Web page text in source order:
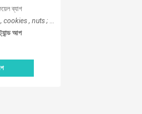
ব্যাগ
cookies , nuts ; চা, কফি, পাতা, কুকিজ, বাদাম;
আপ